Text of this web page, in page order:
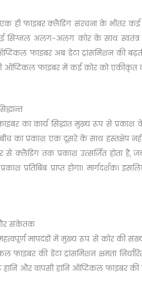
ही फाइबर क्लैडिंग संरचना के भीतर कई
सिग्नल अलग-अलग कोर के साथ स्वतंत्र
फाइबर अब डेटा ट्रांसमिशन की
ऑप्टिकल फाइबर में कई कोर को एकीकृत
का कार्य सिद्धांत मुख्य रूप से प्रकाश
का प्रकाश एक दूसरे के साथ हस्तक्षेप
से क्लैडिंग तक प्रकाश उत्सर्जित होता
प्रकाश प्रतिबिंब प्राप्त होगा।
और संकेतक
मापदंडों में मुख्य रूप से कोर की
फाइबर की डेटा ट्रांसमिशन क्षमता
हानि और वापसी हानि ऑप्टिकल फाइबर